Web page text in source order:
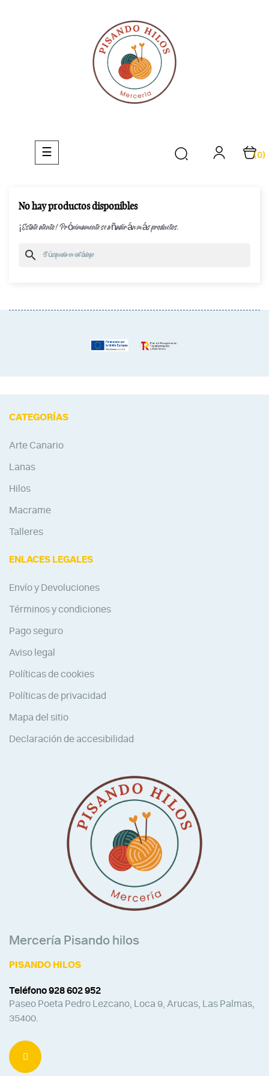
Navegación
de
☰ (0)
No hay productos disponibles
¡Estate atento! Próximamente se añadirán más productos.
search
CATEGORÍAS
Arte Canario
Lanas
Hilos
Macrame
Talleres
ENLACES LEGALES
Envío y Devoluciones
Términos y condiciones
Pago seguro
Aviso legal
Políticas de cookies
Políticas de privacidad
Mapa del sitio
Declaración de accesibilidad
Mercería Pisando hilos
PISANDO HILOS
Teléfono 928 602 952
Paseo Poeta Pedro Lezcano, Loca 9, Arucas, Las Palmas,
35400.